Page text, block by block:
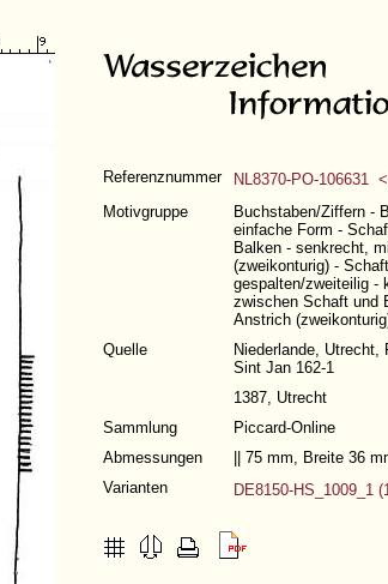
Referenznummer
NL8370-PO-106631
Motivgruppe
Buchstaben/Ziffern -
einfache Form -
Balken - senkrecht,
(zweikonturig) -
gespalten/zweiteilig -
zwischen Schaft und
Anstrich
Quelle
Niederlande,
Sint Jan 162-1
1387, Utrecht
Sammlung
Piccard-Online
Abmessungen
|| 75 mm, Breite 36
Varianten
DE8150-HS_1009_1